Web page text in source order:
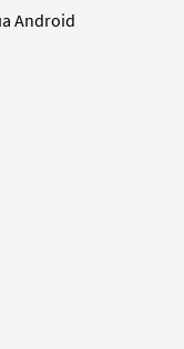
Android